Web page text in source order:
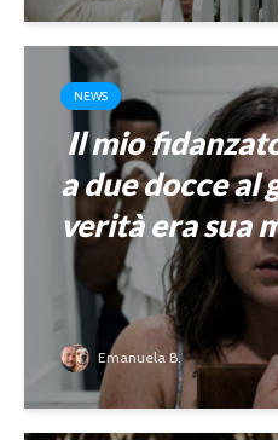
NEWS
Il mio
a due docce al
verità era sua
Emanuela B.